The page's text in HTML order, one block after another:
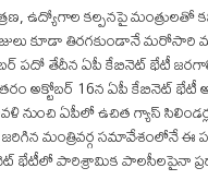
ఉద్యోగాల కల్పనపై మంత్రులతో
కూడా తిరగకుండానే మరోసారి
పదో తేదీన ఏపీ కేబినెట్ భేటీ
అక్టోబర్ 16న ఏపీ కేబినెట్ భేటీ
ఏపీలో ఉచిత గ్యాస్
మంత్రివర్గ సమావేశంలోనే ఈ
పారిశ్రామిక పాలసీలపైనా